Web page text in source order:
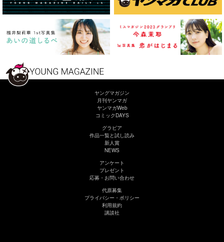
ヤングマガジン
月刊ヤンマガ
ヤンマガWeb
コミックDAYS
グラビア
作品一覧と試し読み
新人賞
NEWS
アンケート
プレゼント
応募・お問い合わせ
代原募集
プライバシー・ポリシー
利用規約
講談社